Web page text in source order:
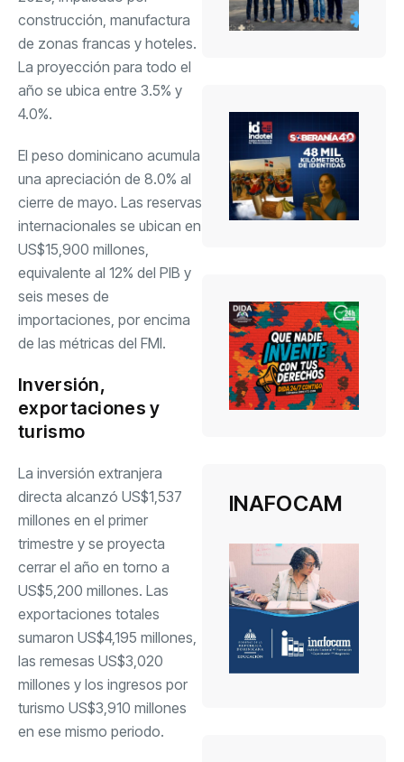
construcción, manufactura
de zonas francas y hoteles.
La proyección para todo el
año se ubica entre 3.5% y
4.0%.
El peso dominicano acumula
una apreciación de 8.0% al
cierre de mayo. Las reservas
internacionales se ubican en
US$15,900 millones,
equivalente al 12% del PIB y
seis meses de
importaciones, por encima
de las métricas del FMI.
Inversión,
exportaciones y
turismo
La inversión extranjera
directa alcanzó US$1,537
millones en el primer
trimestre y se proyecta
cerrar el año en torno a
US$5,200 millones. Las
exportaciones totales
sumaron US$4,195 millones,
las remesas US$3,020
millones y los ingresos por
turismo US$3,910 millones
en ese mismo periodo.
INAFOCAM